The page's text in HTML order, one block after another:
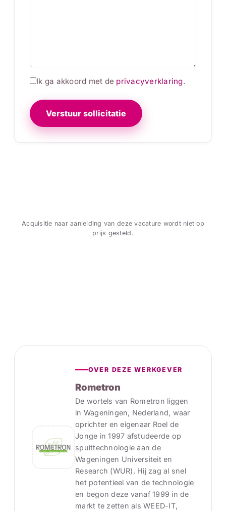
Ik ga akkoord met de privacyverklaring.
Verstuur sollicitatie
Acquisitie naar aanleiding van deze vacature wordt niet op
prijs gesteld.
OVER DEZE WERKGEVER
Rometron
De wortels van Rometron liggen
in Wageningen, Nederland, waar
oprichter en eigenaar Roel de
Jonge in 1997 afstudeerde op
spuittechnologie aan de
Wageningen Universiteit en
Research (WUR). Hij zag al snel
het potentieel van de technologie
en begon deze vanaf 1999 in de
markt te zetten als WEED-IT,